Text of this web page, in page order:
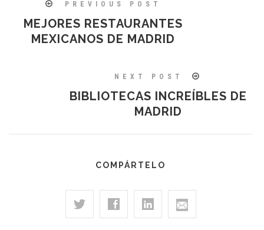
PREVIOUS POST
MEJORES RESTAURANTES
MEXICANOS DE MADRID
NEXT POST
BIBLIOTECAS INCREÍBLES DE
MADRID
COMPÁRTELO